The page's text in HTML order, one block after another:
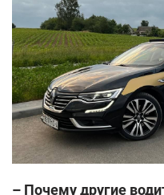
– Почему другие